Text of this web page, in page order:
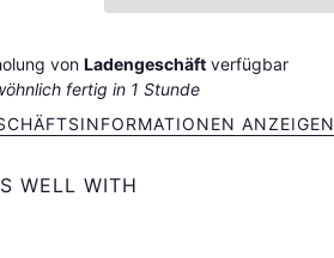
von Ladengeschäft verfügbar
fertig in 1 Stunde
ANZEIGEN
WELL WITH